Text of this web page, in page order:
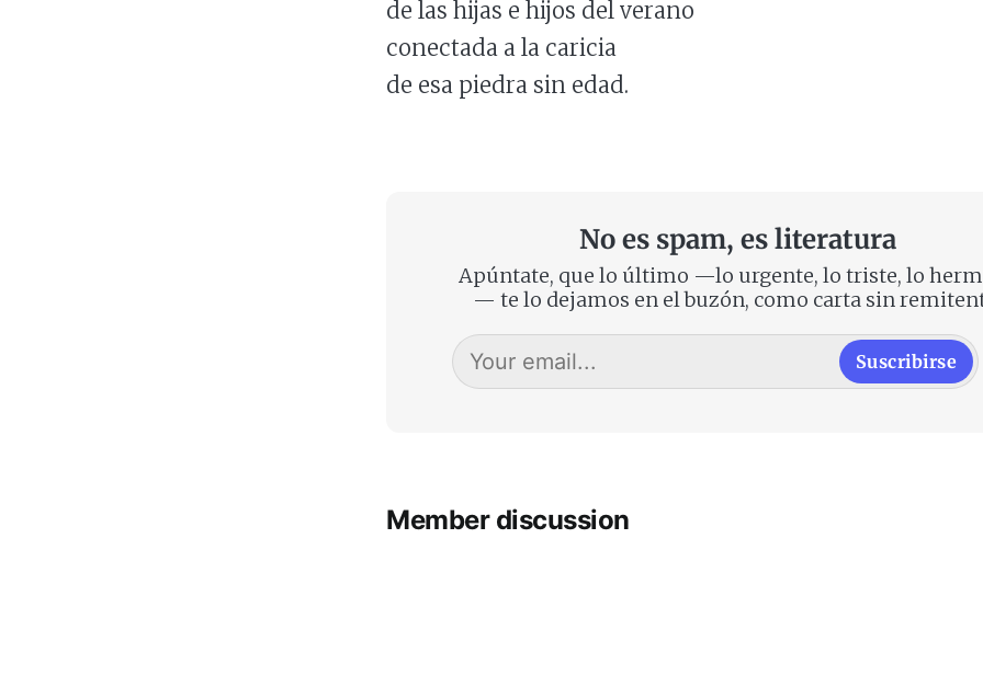
de las hijas e hijos del verano
conectada a la caricia
de esa piedra sin edad.
No es spam, es literatura
Apúntate, que lo último —lo urgente, lo triste, lo
— te lo dejamos en el buzón, como carta sin
Suscribirse
Member discussion